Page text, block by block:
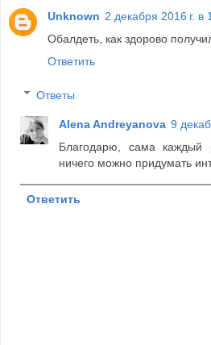
Unknown 2 декабря 2016 г. в
Обалдеть, как здорово
Ответить
Ответы
Alena Andreyanova 9
Благодарю, сама каждый
ничего можно придумать
Ответить